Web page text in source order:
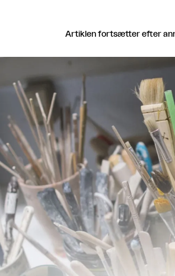
Artiklen fortsætter efter